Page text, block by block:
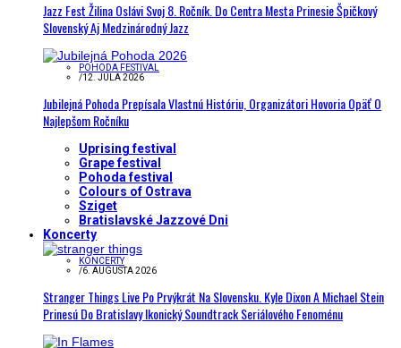
Jazz Fest Žilina Oslávi Svoj 8. Ročník. Do Centra Mesta Prinesie Špičkový
Slovenský Aj Medzinárodný Jazz
POHODA FESTIVAL
/12. JÚLA 2026
Jubilejná Pohoda Prepísala Vlastnú Históriu, Organizátori Hovoria Opäť O
Najlepšom Ročníku
Uprising festival
Grape festival
Pohoda festival
Colours of Ostrava
Sziget
Bratislavské Jazzové Dni
Koncerty
KONCERTY
/6. AUGUSTA 2026
Stranger Things Live Po Prvýkrát Na Slovensku. Kyle Dixon A Michael Stein
Prinesú Do Bratislavy Ikonický Soundtrack Seriálového Fenoménu